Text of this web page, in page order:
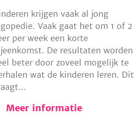
krijgen vaak al jong
Vaak gaat het om 1 of 2
per week een korte
De resultaten worden
beter door zoveel mogelijk te
wat de kinderen leren. Dit
Meer informatie